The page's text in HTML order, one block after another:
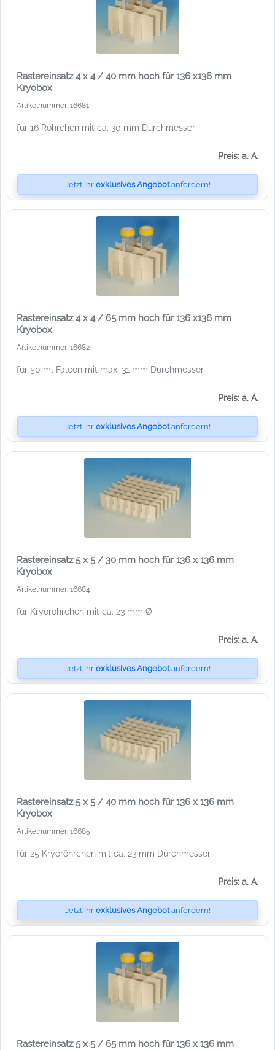
Rastereinsatz 4 x 4 / 40 mm hoch für 136 x136 mm
Kryobox
Artikelnummer: 16681
für 16 Röhrchen mit ca. 30 mm Durchmesser
Preis: a. A.
Jetzt Ihr exklusives Angebotanfordern!
Rastereinsatz 4 x 4 / 65 mm hoch für 136 x136 mm
Kryobox
Artikelnummer: 16682
für 50 ml Falcon mit max. 31 mm Durchmesser
Preis: a. A.
Jetzt Ihr exklusives Angebotanfordern!
Rastereinsatz 5 x 5 / 30 mm hoch für 136 x 136 mm
Kryobox
Artikelnummer: 16684
für Kryoröhrchen mit ca. 23 mm Ø
Preis: a. A.
Jetzt Ihr exklusives Angebotanfordern!
Rastereinsatz 5 x 5 / 40 mm hoch für 136 x 136 mm
Kryobox
Artikelnummer: 16685
für 25 Kryoröhrchen mit ca. 23 mm Durchmesser
Preis: a. A.
Jetzt Ihr exklusives Angebotanfordern!
Rastereinsatz 5 x 5 / 65 mm hoch für 136 x 136 mm